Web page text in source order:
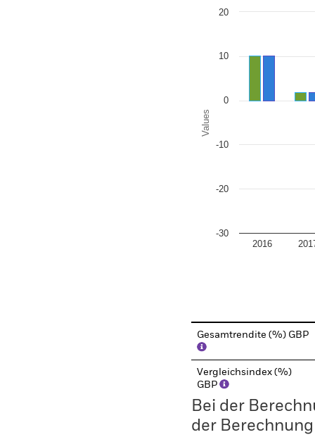
Bar chart with 2 data
Values
2016
-30
-20
-10
0
10
20
Gesamtrendite (%) GBP
Vergleichsindex (%)
GBP
Bei der
der